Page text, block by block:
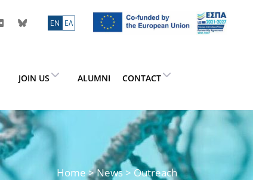
ΕN ΕΛ
JOIN US ALUMNI CONTACT
Home>News > Outreach